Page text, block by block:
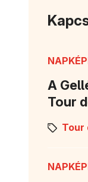
A
Tour
Tour